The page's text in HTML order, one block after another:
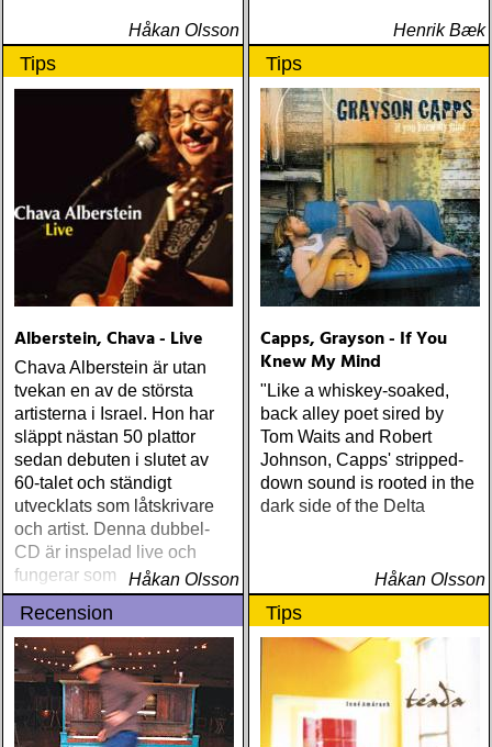
Håkan Olsson Henrik Bæk
Tips
Alberstein, Chava - Live
Chava Alberstein är utan
tvekan en av de största
artisterna i Israel. Hon har
släppt nästan 50 plattor
sedan debuten i slutet av
60-talet och ständigt
utvecklats som låtskrivare
och artist. Denna dubbel-
CD är inspelad live och
fungerar som en utmärkt
introduktion till denna
världsartist.
Håkan Olsson
Tips
Capps, Grayson - If You
Knew My Mind
"Like a whiskey-soaked,
back alley poet sired by
Tom Waits and Robert
Johnson, Capps' stripped-
down sound is rooted in the
dark side of the Delta
Håkan Olsson
Recension Tips